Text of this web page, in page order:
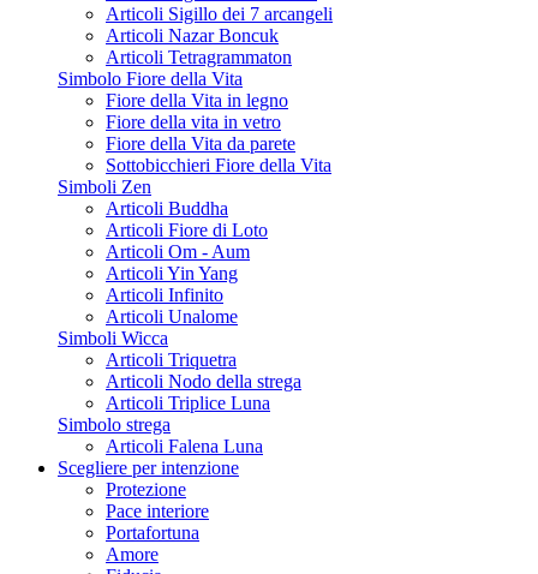
Articoli Sigillo dei 7 arcangeli
Articoli Nazar Boncuk
Articoli Tetragrammaton
Simbolo Fiore della Vita
Fiore della Vita in legno
Fiore della vita in vetro
Fiore della Vita da parete
Sottobicchieri Fiore della Vita
Simboli Zen
Articoli Buddha
Articoli Fiore di Loto
Articoli Om - Aum
Articoli Yin Yang
Articoli Infinito
Articoli Unalome
Simboli Wicca
Articoli Triquetra
Articoli Nodo della strega
Articoli Triplice Luna
Simbolo strega
Articoli Falena Luna
Scegliere per intenzione
Protezione
Pace interiore
Portafortuna
Amore